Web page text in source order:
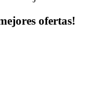
ofertas!